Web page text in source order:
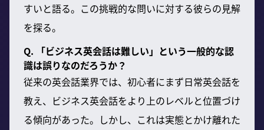
すいと語る。この挑戦的な問いに対する彼らの見解
を探る。
Q. 「ビジネス英会話は難しい」という一般的な認
識は誤りなのだろうか？
従来の英会話業界では、初心者にまず日常英会話を
教え、ビジネス英会話をより上のレベルと位置づけ
る傾向があった。しかし、これは実態とかけ離れた